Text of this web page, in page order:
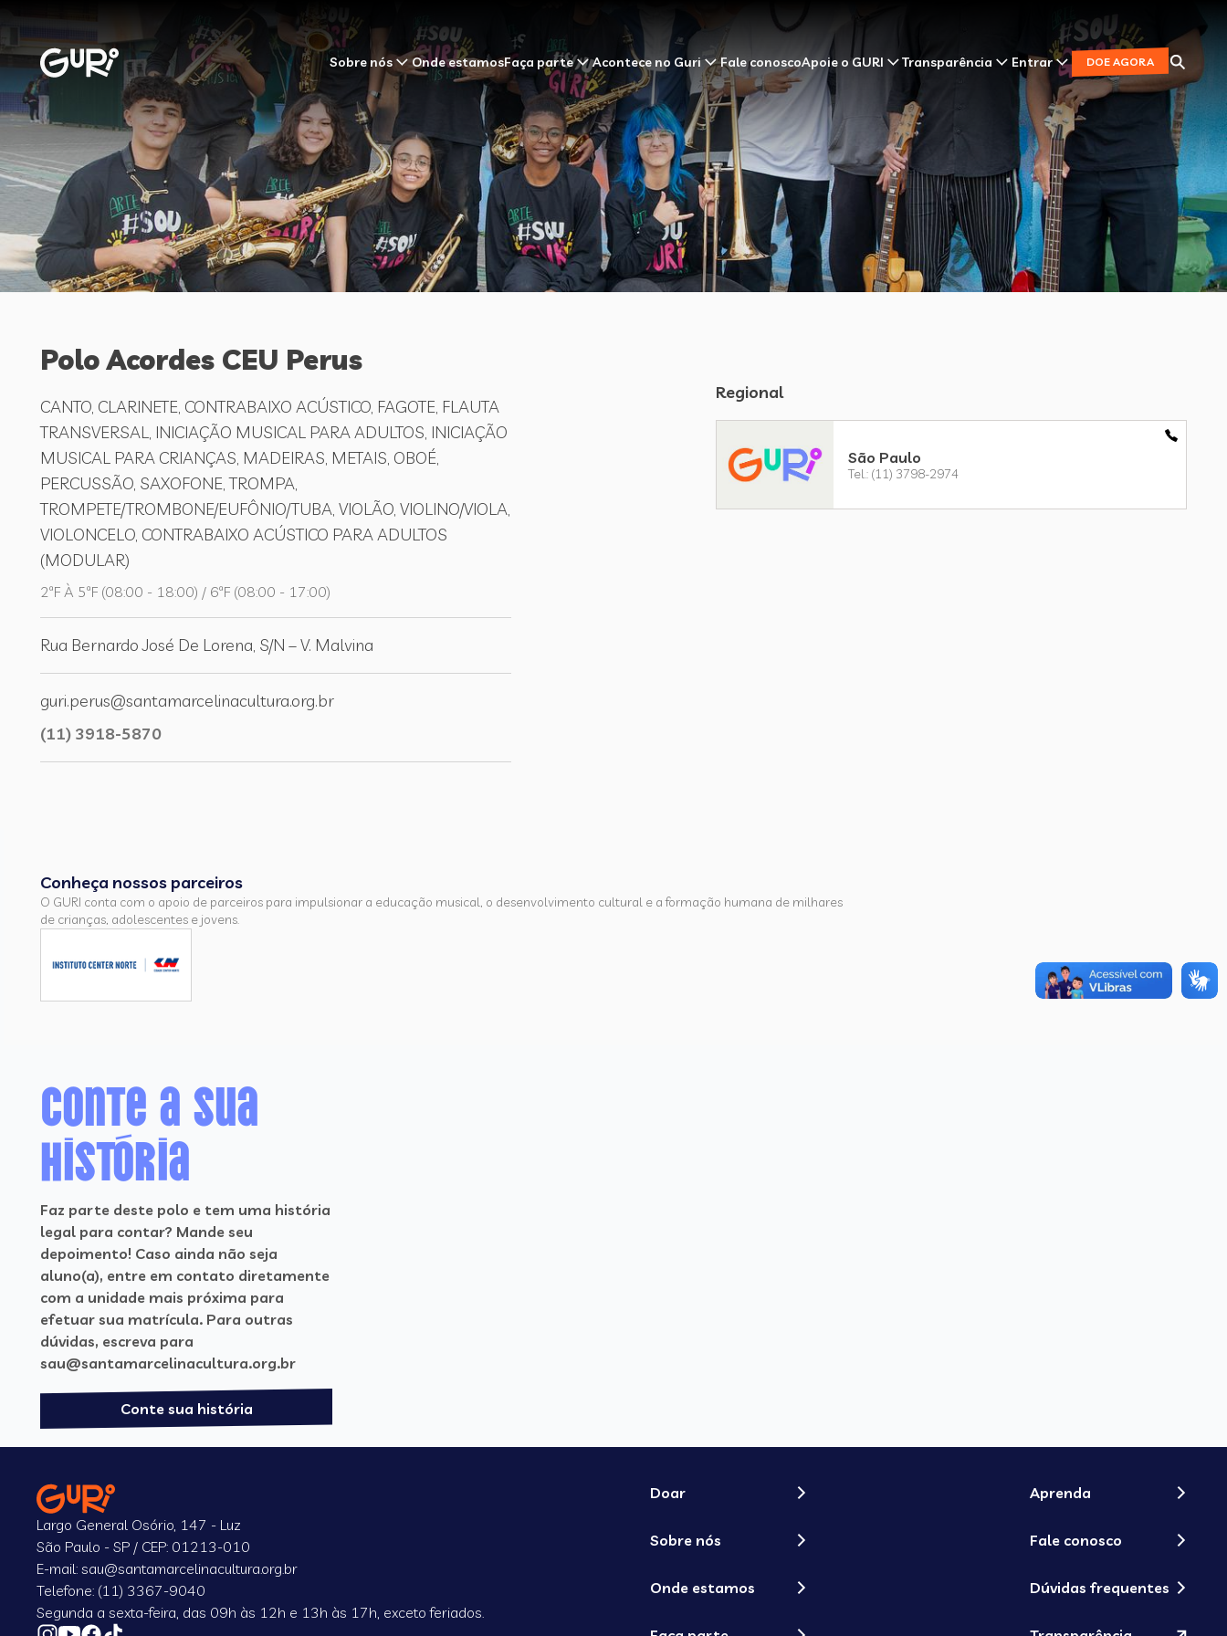
Sobre nós Onde estamosFaça parte Acontece no Guri Fale conoscoApoie o GURI Transparência Entrar DOE AGORA
Polo Acordes CEU Perus
CANTO, CLARINETE, CONTRABAIXO ACÚSTICO, FAGOTE, FLAUTA
TRANSVERSAL, INICIAÇÃO MUSICAL PARA ADULTOS, INICIAÇÃO
MUSICAL PARA CRIANÇAS, MADEIRAS, METAIS, OBOÉ,
PERCUSSÃO, SAXOFONE, TROMPA,
TROMPETE/TROMBONE/EUFÔNIO/TUBA, VIOLÃO, VIOLINO/VIOLA,
VIOLONCELO, CONTRABAIXO ACÚSTICO PARA ADULTOS
(MODULAR)
2ªF À 5ªF (08:00 - 18:00) / 6ªF (08:00 - 17:00)
Rua Bernardo José De Lorena, S/N – V. Malvina
guri.perus@santamarcelinacultura.org.br
(11) 3918-5870
Regional
São Paulo
Tel.: (11) 3798-2974
Conheça nossos parceiros
O GURI conta com o apoio de parceiros para impulsionar a educação musical, o desenvolvimento cultural e a formação humana de milhares
de crianças, adolescentes e jovens.
Conte a sua
história
Faz parte deste polo e tem uma história
legal para contar? Mande seu
depoimento! Caso ainda não seja
aluno(a), entre em contato diretamente
com a unidade mais próxima para
efetuar sua matrícula. Para outras
dúvidas, escreva para
sau@santamarcelinacultura.org.br
Conte sua história
Largo General Osório, 147 - Luz
São Paulo - SP / CEP: 01213-010
E-mail: sau@santamarcelinacultura.org.br
Telefone: (11) 3367-9040
Segunda a sexta-feira, das 09h às 12h e 13h às 17h, exceto feriados.
Doar
Sobre nós
Onde estamos
Aprenda
Fale conosco
Dúvidas frequentes